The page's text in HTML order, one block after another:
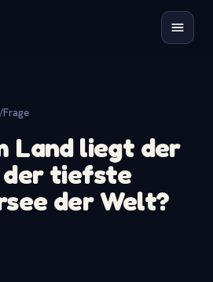
/Frage
Land liegt der
der tiefste
der Welt?